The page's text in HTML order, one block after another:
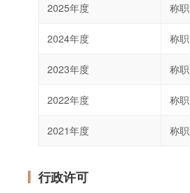
2025年度 称职
2024年度 称职
2023年度 称职
2022年度 称职
2021年度 称职
行政许可